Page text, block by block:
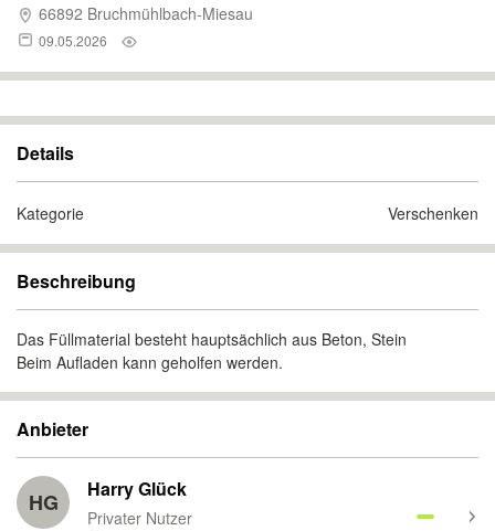
66892 Bruchmühlbach-Miesau
09.05.2026
Details
Kategorie Verschenken
Beschreibung
Das Füllmaterial besteht hauptsächlich aus Beton, Stein
Beim Aufladen kann geholfen werden.
Anbieter
HG Harry Glück
Privater Nutzer